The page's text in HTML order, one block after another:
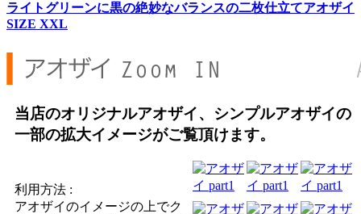
ライトグリーンに黒の絶妙なバランスの二枚仕立てアオザイ
SIZE XXL
当店のオリジナルアオザイ、シンプルアオザイの
一部の拡大イメージがご覧頂けます。
利用方法 :
アオザイのイメージの上でク